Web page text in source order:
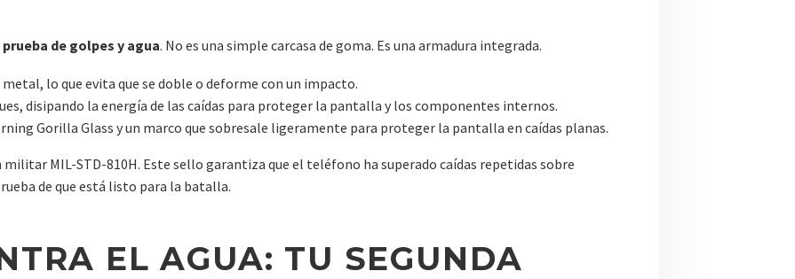
de golpes y agua. No es una simple carcasa de goma. Es una armadura integrada.
lo que evita que se doble o deforme con un impacto.
disipando la energía de las caídas para proteger la pantalla y los componentes internos.
Gorilla Glass y un marco que sobresale ligeramente para proteger la pantalla en caídas planas.
MIL-STD-810H. Este sello garantiza que el teléfono ha superado caídas repetidas sobre
de que está listo para la batalla.
EL AGUA: TU SEGUNDA